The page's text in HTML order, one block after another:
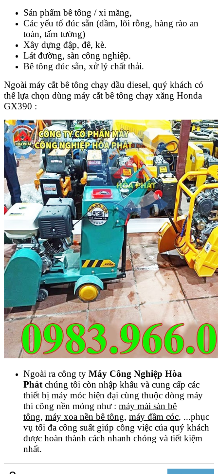
Sản phẩm bê tông / xi măng,
Các yếu tố đúc sẵn (dầm, lõi rỗng, hàng rào an
toàn, tấm tường)
Xây dựng đập, đê, kè.
Lát đường, sàn công nghiệp.
Bê tông đúc sẵn, xử lý chất thải.
Ngoài máy cắt bê tông chạy dầu diesel, quý khách có
thể lựa chọn dùng máy cắt bê tông chạy xăng Honda
GX390 :
Ngoài ra công ty Máy Công Nghiệp Hòa
Phátchúng tôi còn nhập khẩu và cung cấp các
thiết bị máy móc hiện đại cùng thuộc dòng máy
thi công nền móng như : máy mài sàn bê
tông, máy xoa nền bê tông, máy đầm cóc, ...phục
vụ tối đa công suất giúp công việc của quý khách
được hoàn thành cách nhanh chóng và tiết kiệm
nhất.